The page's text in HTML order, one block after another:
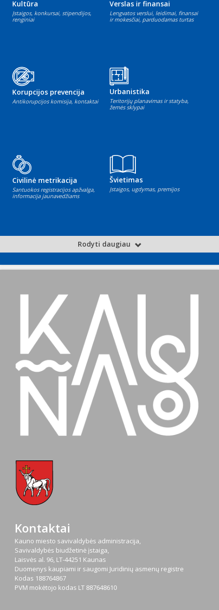
Kultūra
Įstaigos, konkursai, stipendijos,
renginiai
Verslas ir finansai
Lengvatos verslui, leidimai, finansai
ir mokesčiai, parduodamas turtas
Korupcijos prevencija
Antikorupcijos komisija, kontaktai
Urbanistika
Teritorijų planavimas ir statyba,
žemės sklypai
Civilinė metrikacija
Santuokos registracijos apžvalga,
informacija jaunavedžiams
Švietimas
Įstaigos, ugdymas, premijos
Rodyti daugiau
Kontaktai
Kauno miesto savivaldybės administracija,
Savivaldybės biudžetinė įstaiga,
Laisvės al. 96, LT-44251 Kaunas
Duomenys kaupiami ir saugomi Juridinių asmenų registre
Kodas 188764867
PVM mokėtojo kodas LT 887648610